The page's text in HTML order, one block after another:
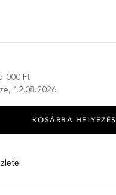
000 Ft
12.08.2026
KOSÁRBA HELYEZÉS